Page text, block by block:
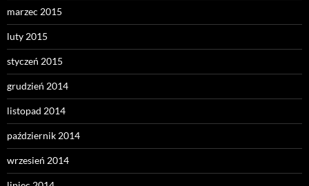
marzec 2015
luty 2015
styczeń 2015
grudzień 2014
listopad 2014
październik 2014
wrzesień 2014